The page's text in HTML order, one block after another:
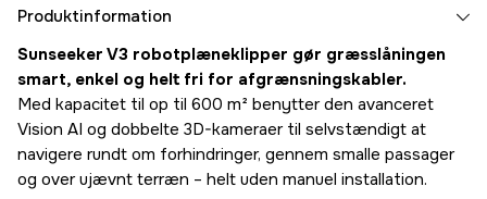
Produktinformation
Sunseeker V3 robotplæneklipper gør græsslåningen
smart, enkel og helt fri for afgrænsningskabler.
Med kapacitet til op til 600 m² benytter den avanceret
Vision AI og dobbelte 3D-kameraer til selvstændigt at
navigere rundt om forhindringer, gennem smalle passager
og over ujævnt terræn – helt uden manuel installation.